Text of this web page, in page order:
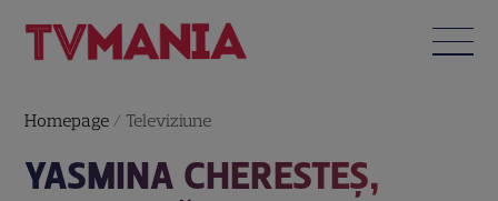
Homepage / Televiziune
YASMINA CHERESTEȘ,